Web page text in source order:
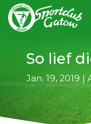
So lief
Jan. 19, 2019 |